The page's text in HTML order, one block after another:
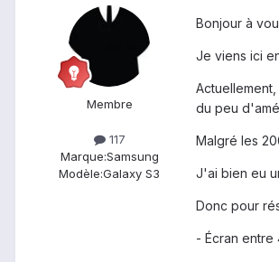
Membre
117
Marque:Samsung
Modèle:Galaxy S3
Bonjour à
Je viens ici
du peu
Malgré les
J'ai bien eu
Donc pour
- Écran entre